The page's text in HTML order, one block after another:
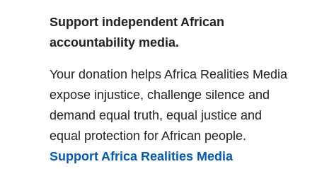
Support independent African
accountability media.
Your donation helps Africa Realities Media
expose injustice, challenge silence and
demand equal truth, equal justice and
equal protection for African people.
Support Africa Realities Media